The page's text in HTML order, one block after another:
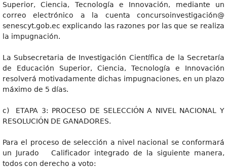
Superior, Ciencia, Tecnología e Innovación, mediante un
correo electrónico a la cuenta concursoinvestigación@
senescyt.gob.ec explicando las razones por las que se realiza
la impugnación.
La Subsecretaria de Investigación Científica de la Secretaría
de Educación Superior, Ciencia, Tecnología e Innovación
resolverá motivadamente dichas impugnaciones, en un plazo
máximo de 5 días.
c) ETAPA 3: PROCESO DE SELECCIÓN A NIVEL NACIONAL Y
RESOLUCIÓN DE GANADORES.
Para el proceso de selección a nivel nacional se conformará
un Jurado Calificador integrado de la siguiente manera,
todos con derecho a voto: